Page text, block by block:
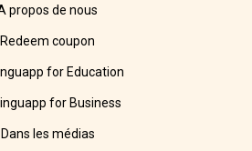
propos de nous
Redeem coupon
for Education
for Business
Dans les médias